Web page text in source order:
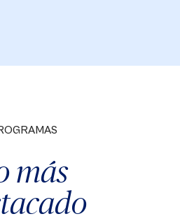
más